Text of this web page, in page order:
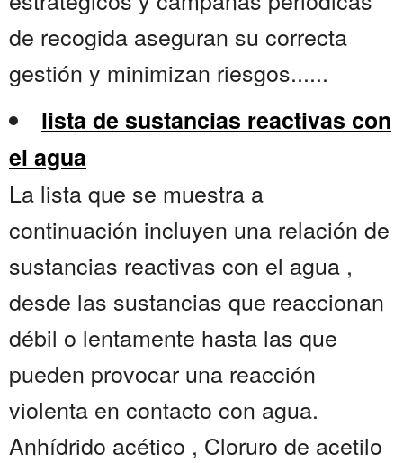
de recogida aseguran su correcta
gestión y minimizan riesgos......
lista de sustancias reactivas con
el agua
La lista que se muestra a
continuación incluyen una relación de
sustancias reactivas con el agua ,
desde las sustancias que reaccionan
débil o lentamente hasta las que
pueden provocar una reacción
violenta en contacto con agua.
Anhídrido acético , Cloruro de acetilo